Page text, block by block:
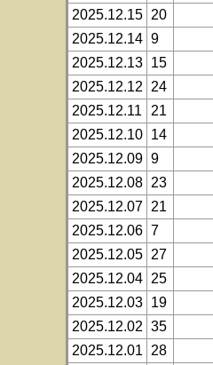
2025.12.15 20
2025.12.14 9
2025.12.13 15
2025.12.12
24
2025.12.11
21
2025.12.10 14
2025.12.09 9
2025.12.08 23
2025.12.07 21
2025.12.06 7
2025.12.05 27
2025.12.04 25
2025.12.03 19
2025.12.02 35
2025.12.01
28